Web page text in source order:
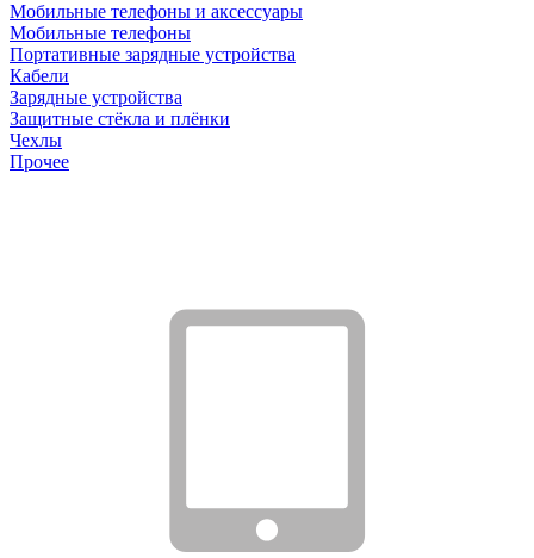
Мобильные телефоны и аксессуары
Мобильные телефоны
Портативные зарядные устройства
Кабели
Зарядные устройства
Защитные стёкла и плёнки
Чехлы
Прочее